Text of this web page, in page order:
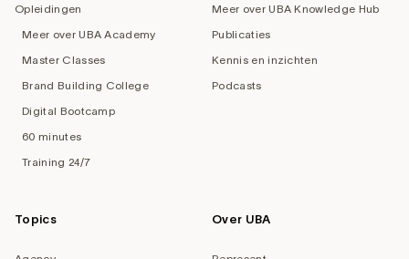
Opleidingen
Meer over UBA Academy
Master Classes
Brand Building College
Digital Bootcamp
60 minutes
Training 24/7
Meer over UBA Knowledge Hub
Publicaties
Kennis en inzichten
Podcasts
Topics Over UBA